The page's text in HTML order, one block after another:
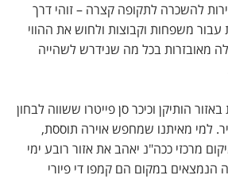
להשכרה לתקופה קצרה – זוהי דרך
עבור משפחות וקבוצות ולחוש את ההווי
מאובזרות בכל מה שנידרש לשהייה
הותיקן וכיכר סן פייטרו ששווה לבחון
למי מאיתנו שמחפש אוירה תוססת,
מרכזי ככה"נ יאהב את אזור רובע ימי
הנמצאים במקום הם קמפו די פיורי